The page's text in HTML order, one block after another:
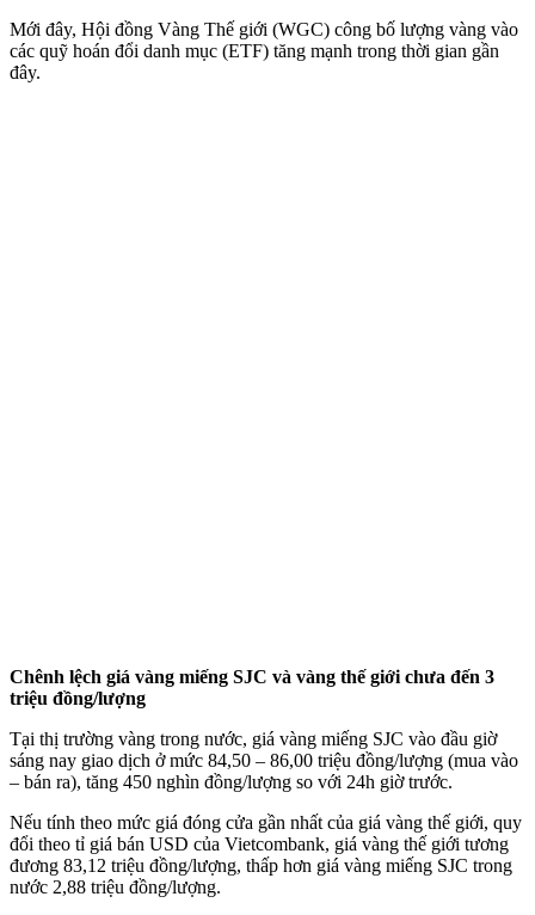
Mới đây, Hội đồng Vàng Thế giới (WGC) công bố lượng vàng vào
các quỹ hoán đổi danh mục (ETF) tăng mạnh trong thời gian gần
đây.
Chênh lệch giá vàng miếng SJC và vàng thế giới chưa đến 3
triệu đồng/lượng
Tại thị trường vàng trong nước, giá vàng miếng SJC vào đầu giờ
sáng nay giao dịch ở mức 84,50 – 86,00 triệu đồng/lượng (mua vào
– bán ra), tăng 450 nghìn đồng/lượng so với 24h giờ trước.
Nếu tính theo mức giá đóng cửa gần nhất của giá vàng thế giới, quy
đổi theo tỉ giá bán USD của Vietcombank, giá vàng thế giới tương
đương 83,12 triệu đồng/lượng, thấp hơn giá vàng miếng SJC trong
nước 2,88 triệu đồng/lượng.